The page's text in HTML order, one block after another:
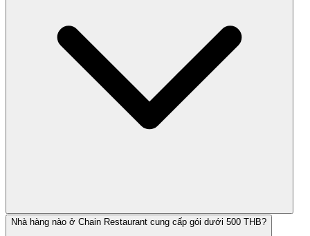
Nhà hàng nào ở Chain Restaurant cung cấp gói dưới 500 THB?